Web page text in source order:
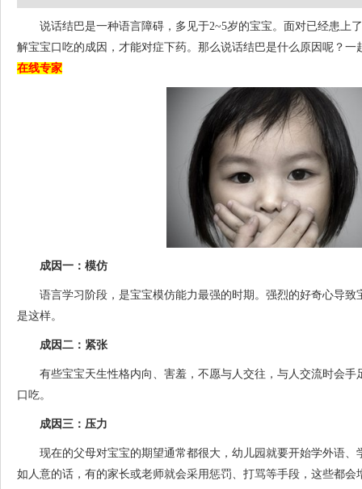
说话结巴是一种语言障碍，多见于2~5岁的宝宝。面对已经患上
解宝宝口吃的成因，才能对症下药。那么说话结巴是什么原因呢？一
在线专家
成因一：模仿
语言学习阶段，是宝宝模仿能力最强的时期。强烈的好奇心导致
是这样。
成因二：紧张
有些宝宝天生性格内向、害羞，不愿与人交往，与人交流时会手
口吃。
成因三：压力
现在的父母对宝宝的期望通常都很大，幼儿园就要开始学外语、
如人意的话，有的家长或老师就会采用惩罚、打骂等手段，这些都